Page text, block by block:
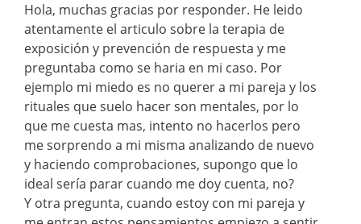
Hola, muchas gracias por responder. He leido
atentamente el articulo sobre la terapia de
exposición y prevención de respuesta y me
preguntaba como se haria en mi caso. Por
ejemplo mi miedo es no querer a mi pareja y los
rituales que suelo hacer son mentales, por lo
que me cuesta mas, intento no hacerlos pero
me sorprendo a mi misma analizando de nuevo
y haciendo comprobaciones, supongo que lo
ideal sería parar cuando me doy cuenta, no?
Y otra pregunta, cuando estoy con mi pareja y